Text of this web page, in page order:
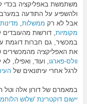
משתמשת באפליקציה בכדי
ולהשפיע על התודעה
אבל לא רק ממשלות,
מקומיות, דורשות מהעובדים
במכשיר, גם חברות דוגמת
את האפליקציה
וולס-פארגו, ועוד, ואפילו,
לרגל אחרי עיתונאים של
במאמרם של דורון אלה וטל
יישום דוקטרינת 'שלוש